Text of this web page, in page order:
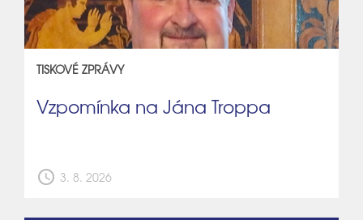
TISKOVÉ ZPRÁVY
Vzpomínka na Jána Troppa
schedule 3. 8. 2026